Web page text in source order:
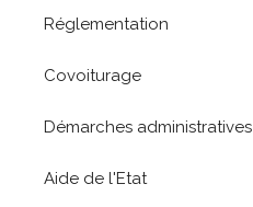
Réglementation
Covoiturage
Démarches administratives
Aide de l'Etat